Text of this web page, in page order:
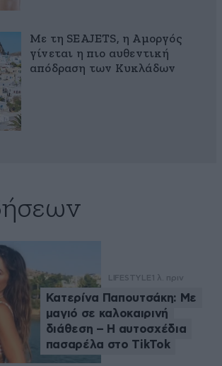
Με τη SEAJETS, η Αμοργός
γίνεται η πιο αυθεντική
απόδραση των Κυκλάδων
LIFESTYLE 1 λ. πριν
Κατερίνα Παπουτσάκη: Με
μαγιό σε καλοκαιρινή
διάθεση – Η αυτοσχέδια
πασαρέλα στο TikTok